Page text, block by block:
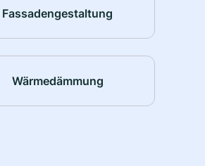
Fassadengestaltung
Wärmedämmung